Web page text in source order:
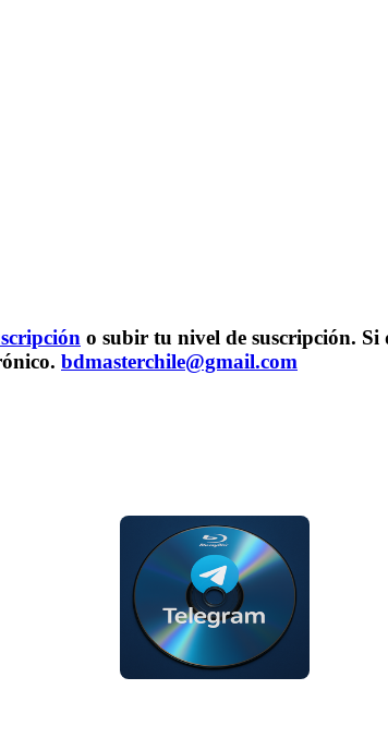
o subir tu nivel de suscripción. Si
bdmasterchile@gmail.com